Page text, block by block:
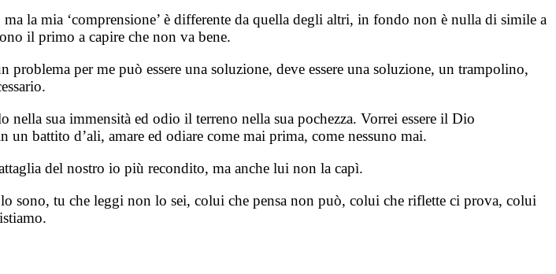
la mia ‘comprensione’ è differente da quella degli altri, in fondo non è nulla di simile a
il primo a capire che non va bene.
per me può essere una soluzione, deve essere una soluzione, un trampolino,
nella sua immensità ed odio il terreno nella sua pochezza. Vorrei essere il Dio
un battito d’ali, amare ed odiare come mai prima, come nessuno mai.
del nostro io più recondito, ma anche lui non la capì.
sono, tu che leggi non lo sei, colui che pensa non può, colui che riflette ci prova, colui